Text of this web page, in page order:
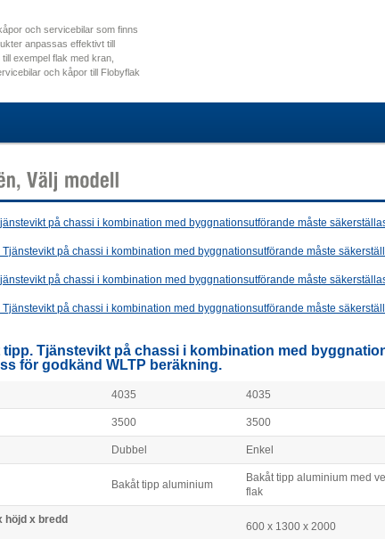
och servicebilar som finns
anpassas effektivt till
exempel flak med kran,
och kåpor till Flobyflak
på chassi i kombination med byggnationsutförande måste
på chassi i kombination med byggnationsutförande måste
på chassi i kombination med byggnationsutförande måste
på chassi i kombination med byggnationsutförande måste
tipp. Tjänstevikt på chassi i kombination med
för godkänd WLTP beräkning.
4035 4035
3500 3500
Dubbel Enkel
Bakåt tipp aluminium
Bakåt tipp aluminium med
flak
höjd x bredd
600 x 1300 x 2000